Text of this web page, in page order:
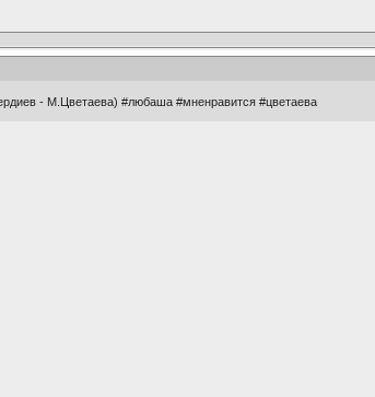
- М.Цветаева) #любаша #мненравится #цветаева